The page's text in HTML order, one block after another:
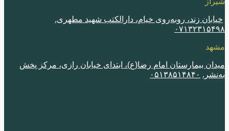
زند، روبه‌روی خیام، دارالکتب شهید مطهری.
بیمارستان امام رضا(ع)، ابتدای خیابان رازی، مرکز پخش
٠۵١٣٨۵١۴٨۴٠